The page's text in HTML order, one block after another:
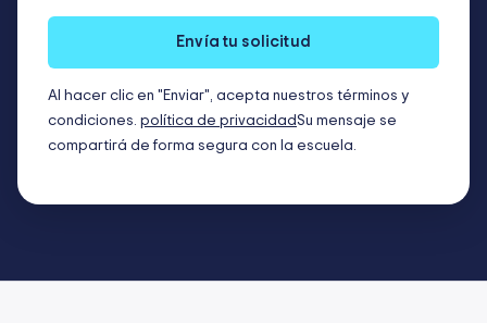
Envía tu solicitud
Al hacer clic en "Enviar", acepta nuestros términos y
condiciones. política de privacidadSu mensaje se
compartirá de forma segura con la escuela.